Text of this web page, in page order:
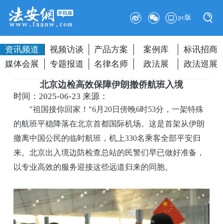
pc版
资讯频道 视频访谈 产品方案 案例库
标讯招商
媒体会展
专题报道 名律名师 政法展 政法巡展
北京边检高效保障伊朗撤侨航班入境
时间：2025-06-23来源：
"祖国接你回家！"6月20日傍晚6时53分，一架特殊
的航班平稳降落在北京首都国际机场。这是首架从伊朗
撤离中国公民的临时航班，机上330名乘客全部平安归
来。北京出入境边防检查总站的民警们早已做好准备，
以专业高效的服务迎接这些远道归来的同胞。